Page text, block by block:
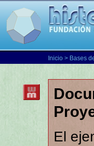
Inicio > Bases
El